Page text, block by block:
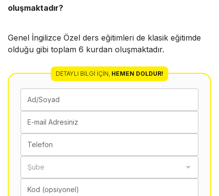
oluşmaktadır?
Genel İngilizce Özel ders eğitimleri de klasik eğitimde
olduğu gibi toplam 6 kurdan oluşmaktadır.
DETAYLI BILGI İÇIN, HEMEN DOLDUR!
Ad/Soyad
E-mail Adresiniz
Telefon
Şube
Kod (opsiyonel)